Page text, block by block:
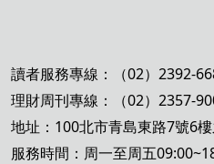
讀者服務專線：（02）2392-
理財周刊專線：（02）2357-
地址：100北市青島東路7號6
服務時間：周一至周五